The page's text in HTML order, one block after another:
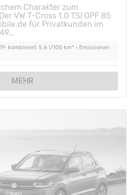
Charakter zum
VW T-Cross 1.0 TSI OPF 85
für Privatkunden im
kombiniert: 5,6 l/100 km* • Emissionen:
MEHR